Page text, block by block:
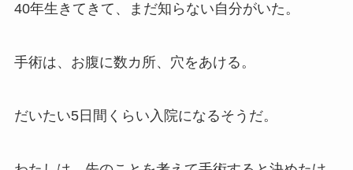
40年生きてきて、まだ知らない自分がいた。
手術は、お腹に数カ所、穴をあける。
だいたい5日間くらい入院になるそうだ。